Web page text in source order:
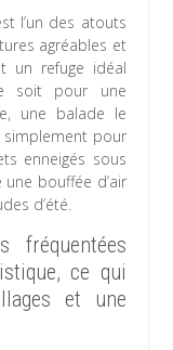
l’un des atouts
agréables et
un refuge idéal
soit pour une
une balade le
simplement pour
enneigés sous
bouffée d’air
d’été.
fréquentées
ce qui
et une